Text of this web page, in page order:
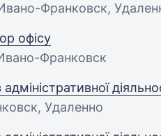
Франковск,
офісу
Франковск
Удаленно